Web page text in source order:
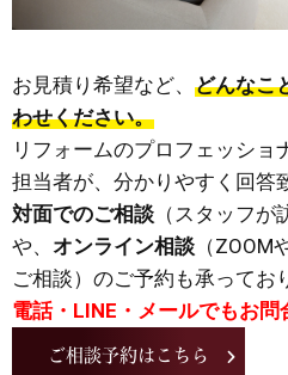
お見積り希望など、 どんなこ
わせください。
リフォームのプロフェッショ
担当者が、分かりやすく回答
対面でのご相談 （スタッフが
や、 オンライン相談 （ZOOM
ご相談）のご予約も承ってお
電話・LINE・メールでもお問
ご相談予約はこちら